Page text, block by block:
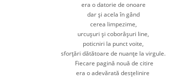
era o datorie de onoare
dar şi acela în gând
cerea limpezime,
urcuşuri şi coborâşuri line,
poticniri la punct voite,
sforţări dătătoare de nuanţe la virgule.
Fiecare pagină nouă de citire
era o adevărată desţelinire